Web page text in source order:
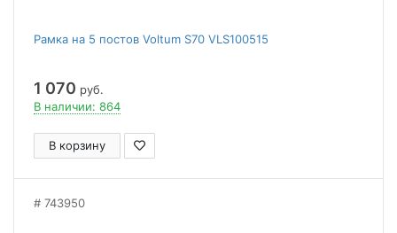
Рамка на 5 постов Voltum S70 VLS100515
1 070 руб.
В наличии: 864
В корзину
743950